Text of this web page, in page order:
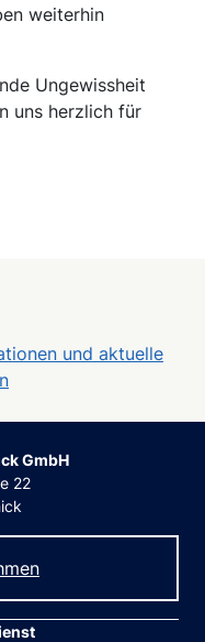
weiterhin
Ungewissheit
uns herzlich für
und aktuelle
GmbH
22